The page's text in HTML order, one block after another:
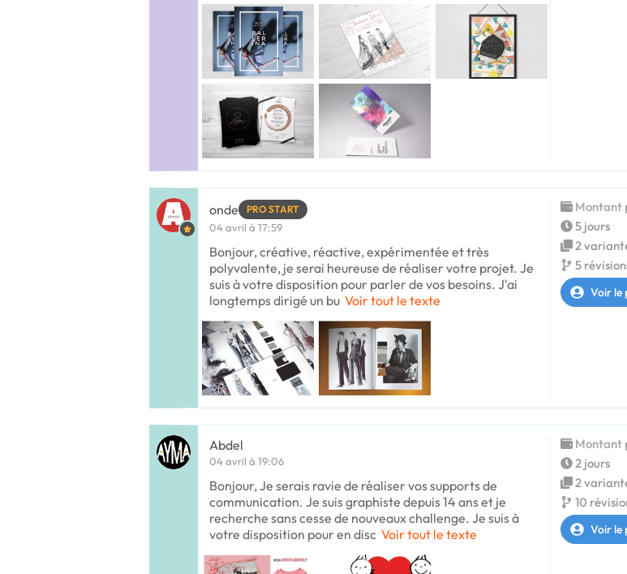
onde PRO START
04 avril à 17:59
Bonjour, créative, réactive, expérimentée et très
polyvalente, je serai heureuse de réaliser votre projet. Je
suis à votre disposition pour parler de vos besoins. J'ai
longtemps dirigé un bu Voir tout le texte
Montant
5 jours
2
5
Voir le
Abdel
04 avril à 19:06
Bonjour, Je serais ravie de réaliser vos supports de
communication. Je suis graphiste depuis 14 ans et je
recherche sans cesse de nouveaux challenge. Je suis à
votre disposition pour en disc Voir tout le texte
Montant
2 jours
2
10
Voir le